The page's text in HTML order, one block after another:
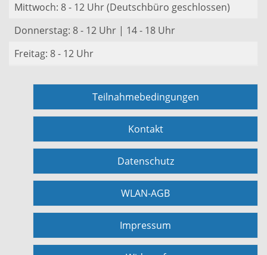
Mittwoch: 8 - 12 Uhr (Deutschbüro geschlossen)
Donnerstag: 8 - 12 Uhr | 14 - 18 Uhr
Freitag: 8 - 12 Uhr
Teilnahmebedingungen
Kontakt
Datenschutz
WLAN-AGB
Impressum